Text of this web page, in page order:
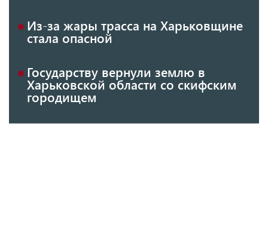
Из-за жары трасса на Харьковщине
стала опасной
Государству вернули землю в
Харьковской области со скифским
городищем